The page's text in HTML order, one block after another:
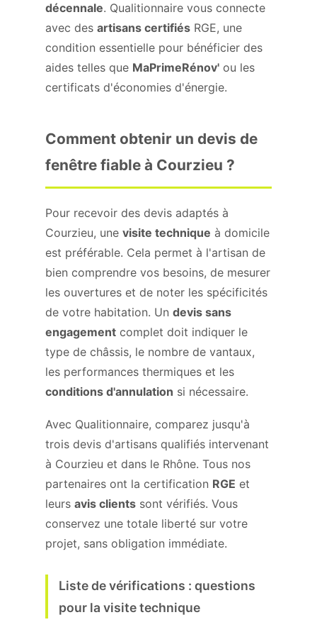
décennale. Qualitionnaire vous connecte
avec des artisans certifiés RGE, une
condition essentielle pour bénéficier des
aides telles que MaPrimeRénov' ou les
certificats d'économies d'énergie.
Comment obtenir un devis de
fenêtre fiable à Courzieu ?
Pour recevoir des devis adaptés à
Courzieu, une visite technique à domicile
est préférable. Cela permet à l'artisan de
bien comprendre vos besoins, de mesurer
les ouvertures et de noter les spécificités
de votre habitation. Un devis sans
engagement complet doit indiquer le
type de châssis, le nombre de vantaux,
les performances thermiques et les
conditions d'annulation si nécessaire.
Avec Qualitionnaire, comparez jusqu'à
trois devis d'artisans qualifiés intervenant
à Courzieu et dans le Rhône. Tous nos
partenaires ont la certification RGE et
leurs avis clients sont vérifiés. Vous
conservez une totale liberté sur votre
projet, sans obligation immédiate.
Liste de vérifications : questions
pour la visite technique